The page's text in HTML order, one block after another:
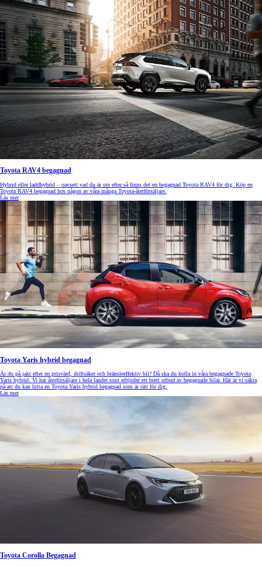
Toyota RAV4 begagnad
Hybrid eller laddhybrid – oavsett vad du är ute efter så finns det en begagnad Toyota RAV4 för dig. Köp en
Toyota RAV4 begagnad hos någon av våra många Toyota-återförsäljare.
Läs mer
Toyota Yaris hybrid begagnad
Är du på jakt efter en prisvärd, driftsäker och bränsleeffektiv bil? Då ska du kolla in våra begagnade Toyota
Yaris hybrid. Vi har återförsäljare i hela landet som erbjuder ett brett utbud av begagnade bilar. Här är vi säkra
på att du kan hitta en Toyota Yaris hybrid begagnad som är rätt för dig.
Läs mer
Toyota Corolla Begagnad